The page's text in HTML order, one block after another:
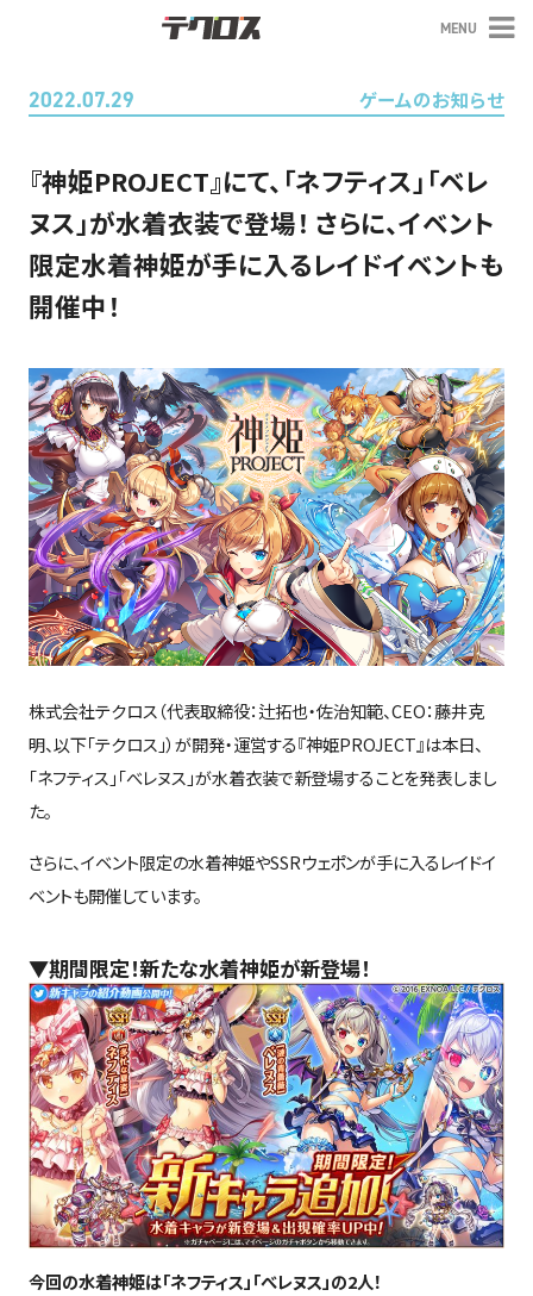
MENU
2022.07.29 ゲームのお知らせ
『神姫PROJECT』にて、「ネフティス」「ベレ
ヌス」が水着衣装で登場！ さらに、イベント
限定水着神姫が手に入るレイドイベントも
開催中！
株式会社テクロス（代表取締役：辻拓也・佐治知範、CEO：藤井克
明、以下「テクロス」）が開発・運営する『神姫PROJECT』は本日、
「ネフティス」「べレヌス」が水着衣装で新登場することを発表しまし
た。
さらに、イベント限定の水着神姫やSSRウェポンが手に入るレイドイ
ベントも開催しています。
▼期間限定！新たな水着神姫が新登場！
今回の水着神姫は「ネフティス」「べレヌス」の2人！